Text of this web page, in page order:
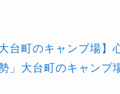
台町のキャンプ場】
」大台町のキャンプ